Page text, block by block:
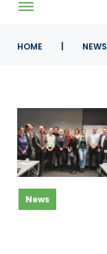
HOME NEWS
News